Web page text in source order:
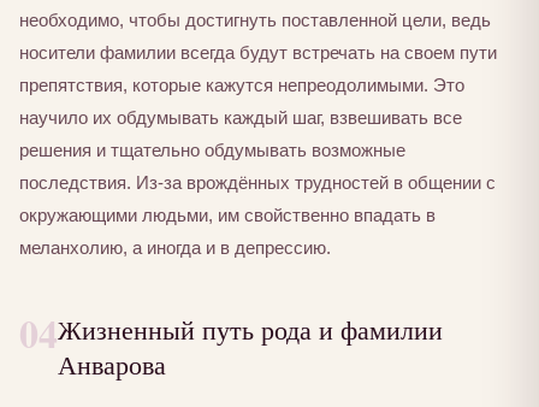
необходимо, чтобы достигнуть поставленной цели, ведь
носители фамилии всегда будут встречать на своем пути
препятствия, которые кажутся непреодолимыми. Это
научило их обдумывать каждый шаг, взвешивать все
решения и тщательно обдумывать возможные
последствия. Из-за врождённых трудностей в общении с
окружающими людьми, им свойственно впадать в
меланхолию, а иногда и в депрессию.
04Жизненный путь рода и фамилии
Анварова